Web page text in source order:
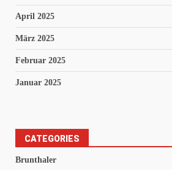
April 2025
März 2025
Februar 2025
Januar 2025
CATEGORIES
Brunthaler